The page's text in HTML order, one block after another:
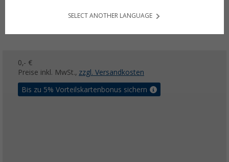
0,- €
Preise inkl. MwSt., zzgl. Versandkosten
Bis zu 5% Vorteilskartenbonus sichern
SELECT ANOTHER LANGUAGE